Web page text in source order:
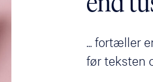
end
... fortæller
før teksten